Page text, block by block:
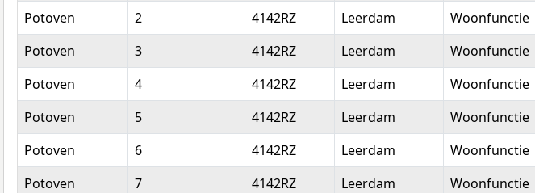
Potoven
2 4142RZ Leerdam Woonfunctie
Potoven
3 4142RZ Leerdam Woonfunctie
Potoven
4 4142RZ Leerdam Woonfunctie
Potoven
5 4142RZ Leerdam Woonfunctie
Potoven
6 4142RZ Leerdam Woonfunctie
Potoven
7 4142RZ Leerdam Woonfunctie